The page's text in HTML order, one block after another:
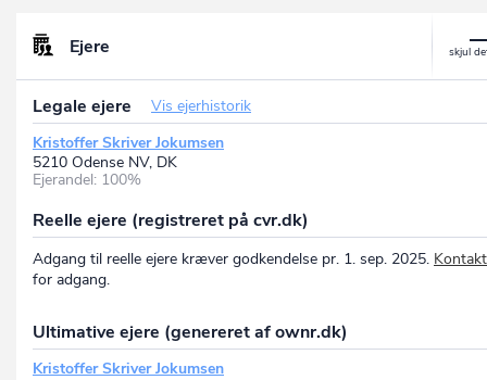
Ejere
Legale ejere
Vis ejerhistorik
Kristoffer Skriver Jokumsen
5210 Odense NV, DK
Ejerandel: 100%
Reelle ejere (registreret på cvr.dk)
Adgang til reelle ejere kræver godkendelse pr. 1. sep. 2025.
for adgang.
Ultimative ejere (genereret af ownr.dk)
Kristoffer Skriver Jokumsen